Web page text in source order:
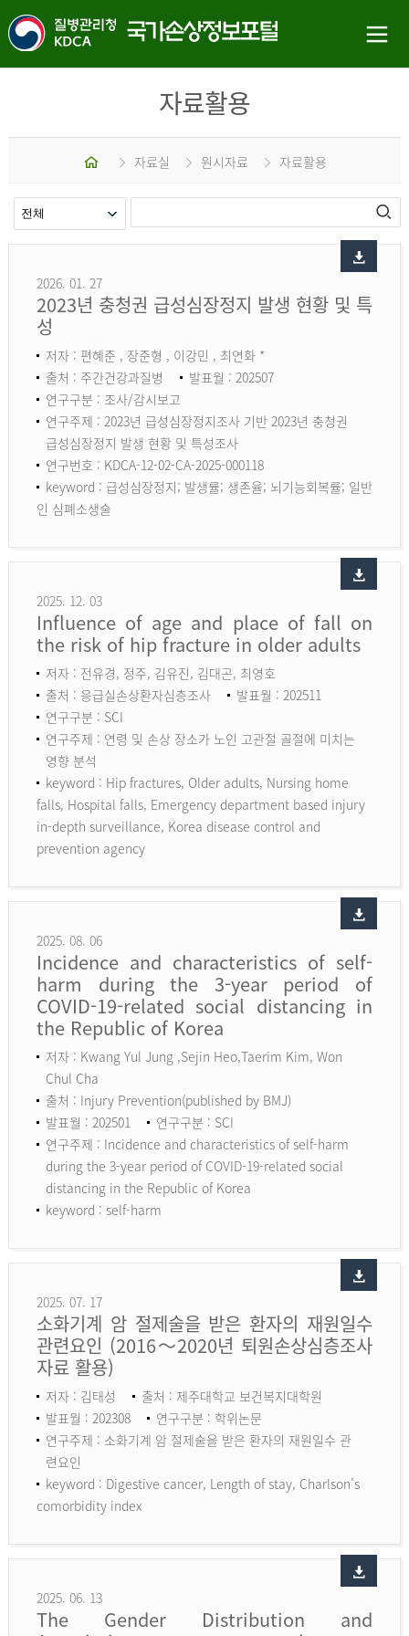
자료활용
홈 자료실 원시자료 자료활용
2026. 01. 27
2023년 충청권 급성심장정지 발생 현황 및 특
성
저자 : 편혜준 , 장준형 , 이강민 , 최연화 *
출처 : 주간건강과질병
발표월 : 202507
연구구분 : 조사/감시보고
연구주제 : 2023년 급성심장정지조사 기반 2023년 충청권
급성심장정지 발생 현황 및 특성조사
연구번호 : KDCA-12-02-CA-2025-000118
keyword : 급성심장정지; 발생률; 생존율; 뇌기능회복률; 일반
인 심폐소생술
2025. 12. 03
Influence of age and place of fall on
the risk of hip fracture in older adults
저자 : 전유경, 정주, 김유진, 김대곤, 최영호
출처 : 응급실손상환자심층조사
발표월 : 202511
연구구분 : SCI
연구주제 : 연령 및 손상 장소가 노인 고관절 골절에 미치는
영향 분석
keyword : Hip fractures, Older adults, Nursing home
falls, Hospital falls, Emergency department based injury
in-depth surveillance, Korea disease control and
prevention agency
2025. 08. 06
Incidence and characteristics of self-
harm during the 3-year period of
COVID-19-related social distancing in
the Republic of Korea
저자 : Kwang Yul Jung ,Sejin Heo,Taerim Kim, Won
Chul Cha
출처 : Injury Prevention(published by BMJ)
발표월 : 202501
연구구분 : SCI
연구주제 : Incidence and characteristics of self-harm
during the 3-year period of COVID-19-related social
distancing in the Republic of Korea
keyword : self-harm
2025. 07. 17
소화기계 암 절제술을 받은 환자의 재원일수
관련요인 (2016～2020년 퇴원손상심층조사
자료 활용)
저자 : 김태성
출처 : 제주대학교 보건복지대학원
발표월 : 202308
연구구분 : 학위논문
연구주제 : 소화기계 암 절제술을 받은 환자의 재원일수 관
련요인
keyword : Digestive cancer, Length of stay, Charlson’s
comorbidity index
2025. 06. 13
The Gender Distribution and